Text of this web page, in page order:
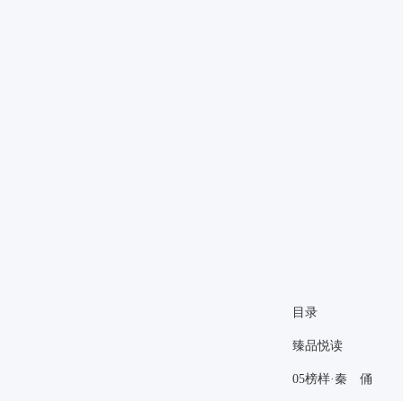
目录
臻品悦读
05榜样·秦 俑